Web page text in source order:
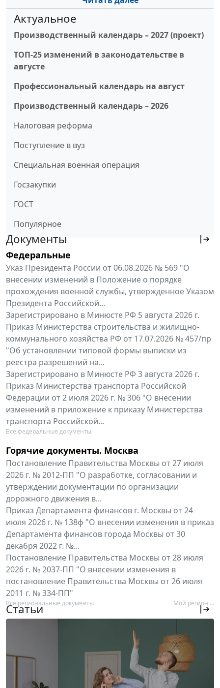
Актуальное
Производственный календарь – 2027 (проект)
ТОП-25 изменений в законодательстве в
августе
Профессиональный календарь на август
Производственный календарь – 2026
Налоговая реформа
Поступление в вуз
Специальная военная операция
Госзакупки
ГОСТ
Популярное
Документы
Федеральные
Указ Президента России от 06.08.2026 № 569 "О
внесении изменений в Положение о порядке
прохождения военной службы, утвержденное Указом
Президента Российской...
Зарегистрировано в Минюсте РФ 5 августа 2026 г.
Приказ Министерства строительства и жилищно-
коммунального хозяйства РФ от 17.07.2026 № 457/пр
"Об установлении типовой формы выписки из
реестра разрешений на...
Зарегистрировано в Минюсте РФ 3 августа 2026 г.
Приказ Министерства транспорта Российской
Федерации от 2 июля 2026 г. № 306 "О внесении
изменений в приложение к приказу Министерства
транспорта Российской...
Все федеральные документы
Горячие документы. Москва
Постановление Правительства Москвы от 27 июля
2026 г. № 2012-ПП "О разработке, согласовании и
утверждении документации по организации
дорожного движения в...
Приказ Департамента финансов г. Москвы от 24
июля 2026 г. № 138ф "О внесении изменения в приказ
Департамента финансов города Москвы от 30
декабря 2022 г. №...
Постановление Правительства Москвы от 28 июля
2026 г. № 2037-ПП "О внесении изменения в
постановление Правительства Москвы от 26 июля
2011 г. № 334-ПП"
Все региональные документы Мой регион ...
Статьи